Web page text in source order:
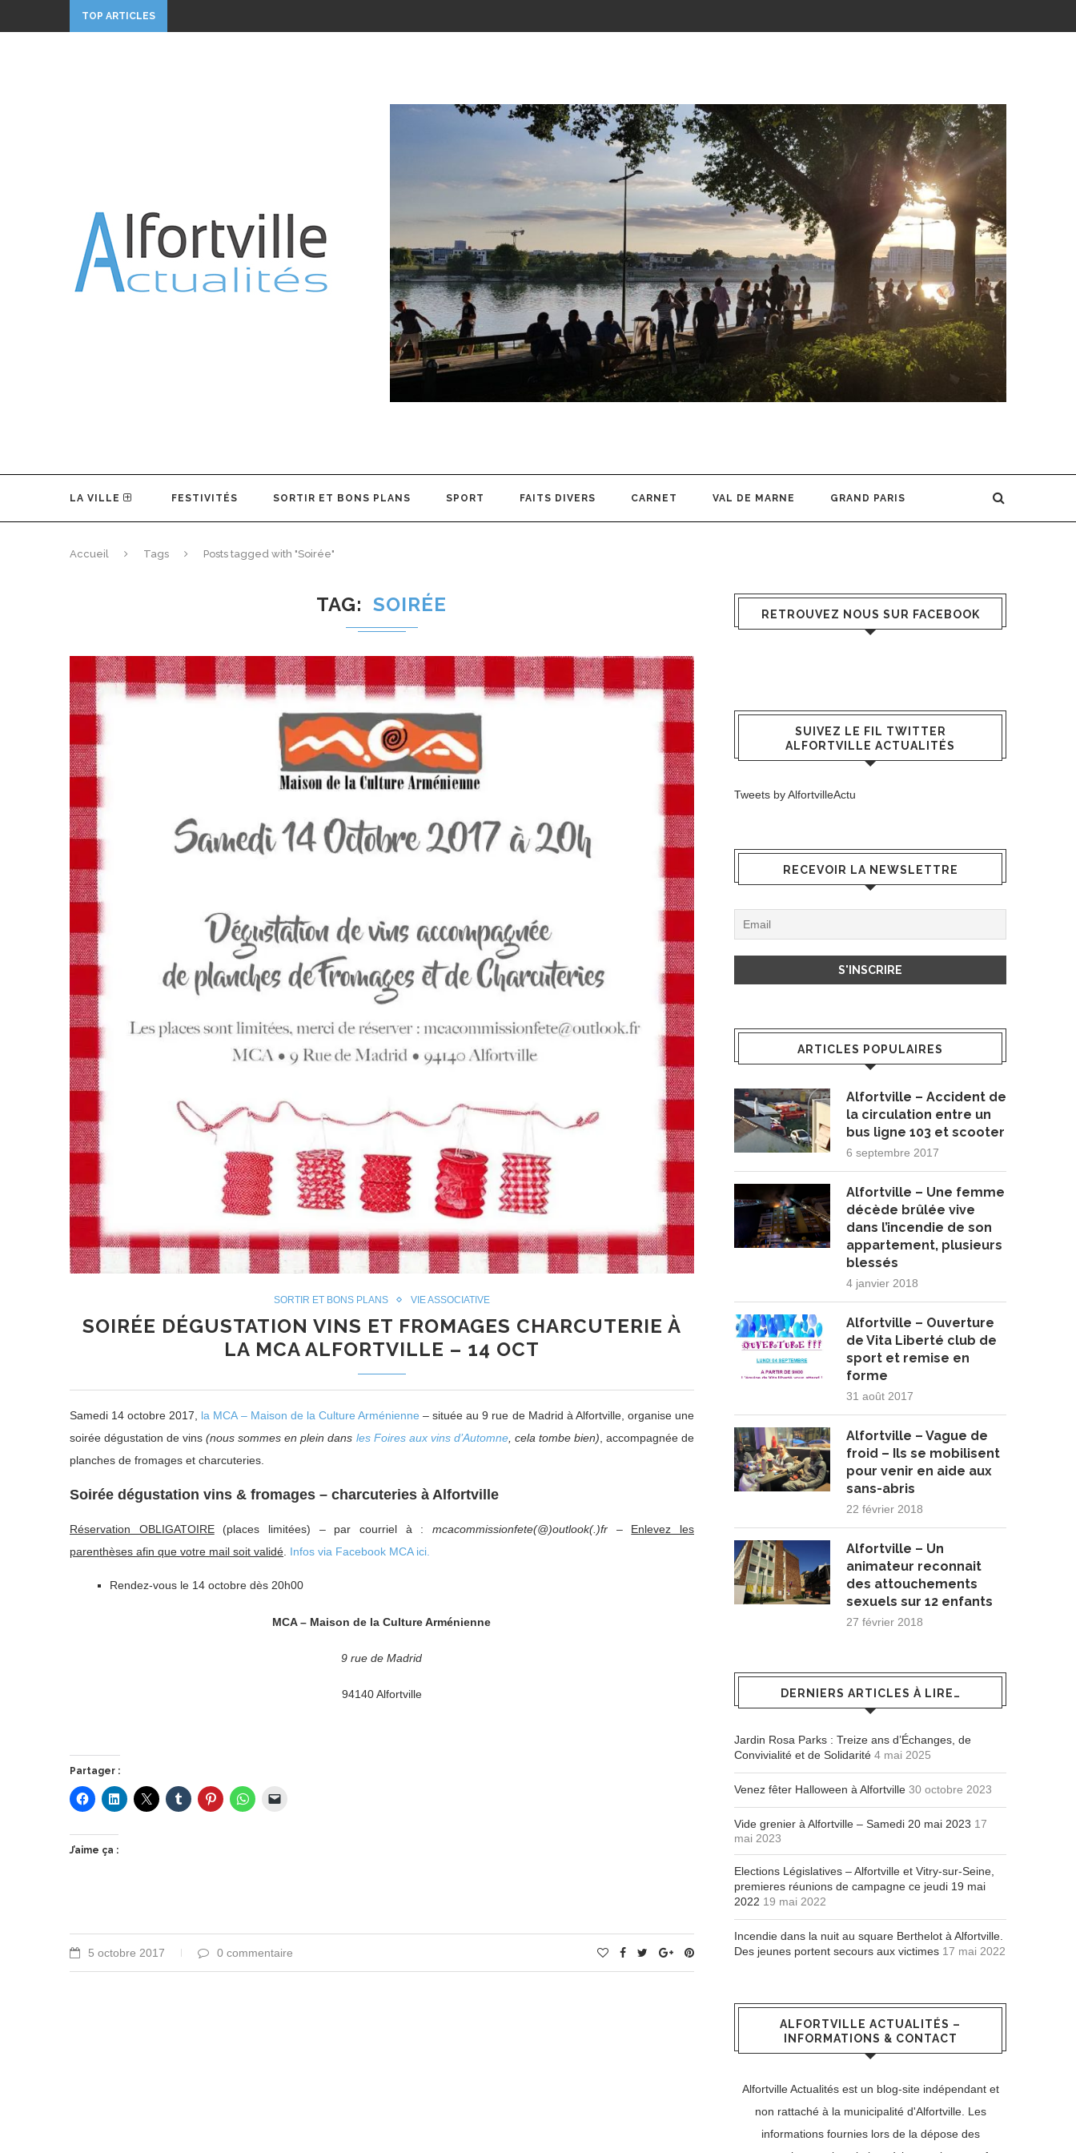
TOP ARTICLES
LA VILLE FESTIVITÉS SORTIR ET BONS PLANS SPORT FAITS DIVERS CARNET VAL DE MARNE GRAND PARIS
Accueil Tags Posts tagged with "Soirée"
TAG SOIRÉE
SORTIR ET BONS PLANS VIE ASSOCIATIVE
SOIRÉE DÉGUSTATION VINS ET FROMAGES CHARCUTERIE À
LA MCA ALFORTVILLE – 14 OCT
Samedi 14 octobre 2017, la MCA – Maison de la Culture Arménienne – située au 9 rue de Madrid à Alfortville, organise une
soirée dégustation de vins(nous sommes en plein dans les Foires aux vins d’Automne, cela tombe bien) , accompagnée de
planches de fromages et charcuteries.
Soirée dégustation vins & fromages – charcuteries à Alfortville
Réservation OBLIGATOIRE(places limitées) – par courriel à : mcacommissionfete(@)outlook(.)fr – Enlevez les
parenthèses afin que votre mail soit validé Infos via Facebook MCA ici.
Rendez-vous le 14 octobre dès 20h00
MCA – Maison de la Culture Arménienne
9 rue de Madrid
94140 Alfortville
Partager :
J’aime ça :
5 octobre 2017 0 commentaire
RETROUVEZ NOUS SUR FACEBOOK
SUIVEZ LE FIL TWITTER
ALFORTVILLE ACTUALITÉS
Tweets by AlfortvilleActu
RECEVOIR LA NEWSLETTRE
ARTICLES POPULAIRES
Alfortville – Accident de
la circulation entre un
bus ligne 103 et scooter
6 septembre 2017
Alfortville – Une femme
décède brûlée vive
dans l’incendie de son
appartement, plusieurs
blessés
4 janvier 2018
Alfortville – Ouverture
de Vita Liberté club de
sport et remise en
forme
31 août 2017
Alfortville – Vague de
froid – Ils se mobilisent
pour venir en aide aux
sans-abris
22 février 2018
Alfortville – Un
animateur reconnait
des attouchements
sexuels sur 12 enfants
27 février 2018
DERNIERS ARTICLES À LIRE…
Jardin Rosa Parks : Treize ans d’Échanges, de
Convivialité et de Solidarité 4 mai 2025
Venez fêter Halloween à Alfortville 30 octobre 2023
Vide grenier à Alfortville – Samedi 20 mai 2023 17
mai 2023
Elections Législatives – Alfortville et Vitry-sur-Seine,
premieres réunions de campagne ce jeudi 19 mai
2022 19 mai 2022
Incendie dans la nuit au square Berthelot à Alfortville.
Des jeunes portent secours aux victimes 17 mai 2022
ALFORTVILLE ACTUALITÉS –
INFORMATIONS & CONTACT
Alfortville Actualités est un blog-site indépendant et
non rattaché à la municipalité d'Alfortville. Les
informations fournies lors de la dépose des